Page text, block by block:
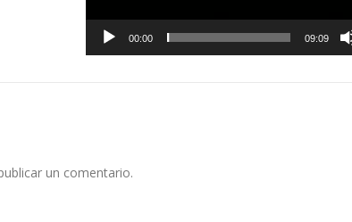
00:00 09:09
un comentario.